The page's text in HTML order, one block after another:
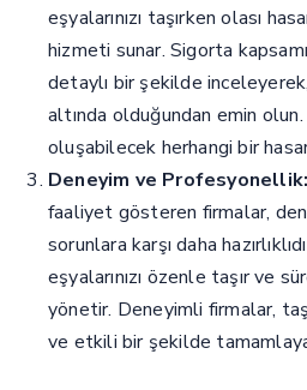
eşyalarınızı taşırken olası
hizmeti sunar. Sigorta
detaylı bir şekilde inceleyerek,
altında olduğundan emin olun.
oluşabilecek herhangi bir
Deneyim ve Profesyonellik:
faaliyet gösteren firmalar,
sorunlara karşı daha
eşyalarınızı özenle taşır ve
yönetir. Deneyimli firmalar,
ve etkili bir şekilde